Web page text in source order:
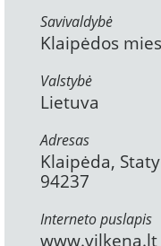
Savivaldybė
Klaipėdos
Valstybė
Lietuva
Adresas
Klaipėda,
94237
Interneto puslapis
www.vilkena.lt